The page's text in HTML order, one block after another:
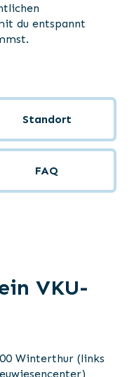
du entspannt
Standort
FAQ
VKU-
Winterthur (links